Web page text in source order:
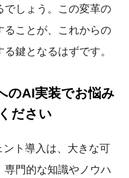
しょう。この変革の
ことが、これからの
鍵となるはずです。
のAI実装でお悩み
ださい
ト導入は、大きな可
門的な知識やノウハ